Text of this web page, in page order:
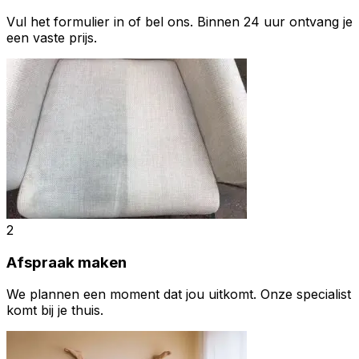
Vul het formulier in of bel ons. Binnen 24 uur ontvang je
een vaste prijs.
2
Afspraak maken
We plannen een moment dat jou uitkomt. Onze specialist
komt bij je thuis.